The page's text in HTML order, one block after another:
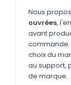
Bureau &
Sacs &
Verres &
Technologie
Nous
ouvrées,
avant
commande.
choix du
au support,
de marque.